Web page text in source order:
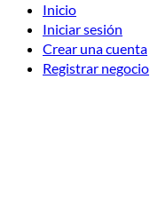
Inicio
Iniciar sesión
Crear una cuenta
Registrar negocio